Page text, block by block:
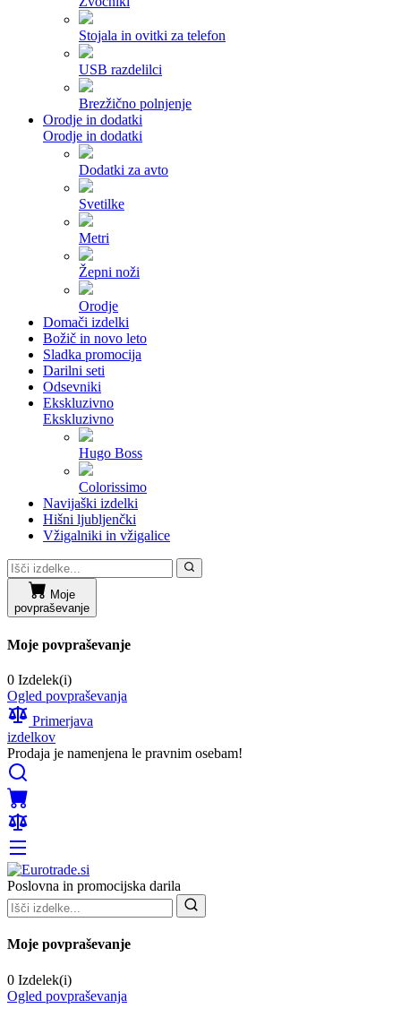
Stojala in ovitki za telefon
USB razdelilci
Brezžično polnjenje
Orodje in dodatki
Orodje in dodatki
Dodatki za avto
Svetilke
Metri
Žepni noži
Orodje
Domači izdelki
Božič in novo leto
Sladka promocija
Darilni seti
Odsevniki
Ekskluzivno
Ekskluzivno
Hugo Boss
Colorissimo
Navijaški izdelki
Hišni ljubljenčki
Vžigalniki in vžigalice
Moje
povpraševanje
Moje povpraševanje
0 Izdelek(i)
Ogled povpraševanja
Primerjava
izdelkov
Prodaja je namenjena le pravnim osebam!
Poslovna in promocijska darila
Moje povpraševanje
0 Izdelek(i)
Ogled povpraševanja